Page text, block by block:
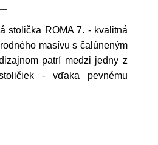
stolička ROMA 7. - kvalitná
masívu s čalúneným
patrí medzi jedny z
- vďaka pevnému